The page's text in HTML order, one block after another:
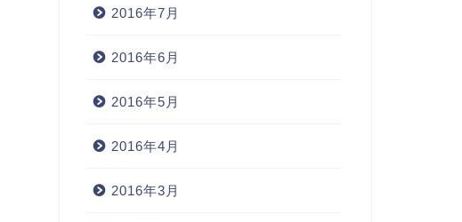
2016年7月
2016年6月
2016年5月
2016年4月
2016年3月